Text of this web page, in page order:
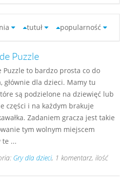
tutuł popularność
Puzzle
Puzzle to bardzo prosta co do
głównie dla dzieci. Mamy tu
są podzielone na dziewięć lub
części i na każdym brakuje
Zadaniem gracza jest takie
tym wolnym miejscem
te ...
Gry dla dzieci, 1 komentarz, ilość